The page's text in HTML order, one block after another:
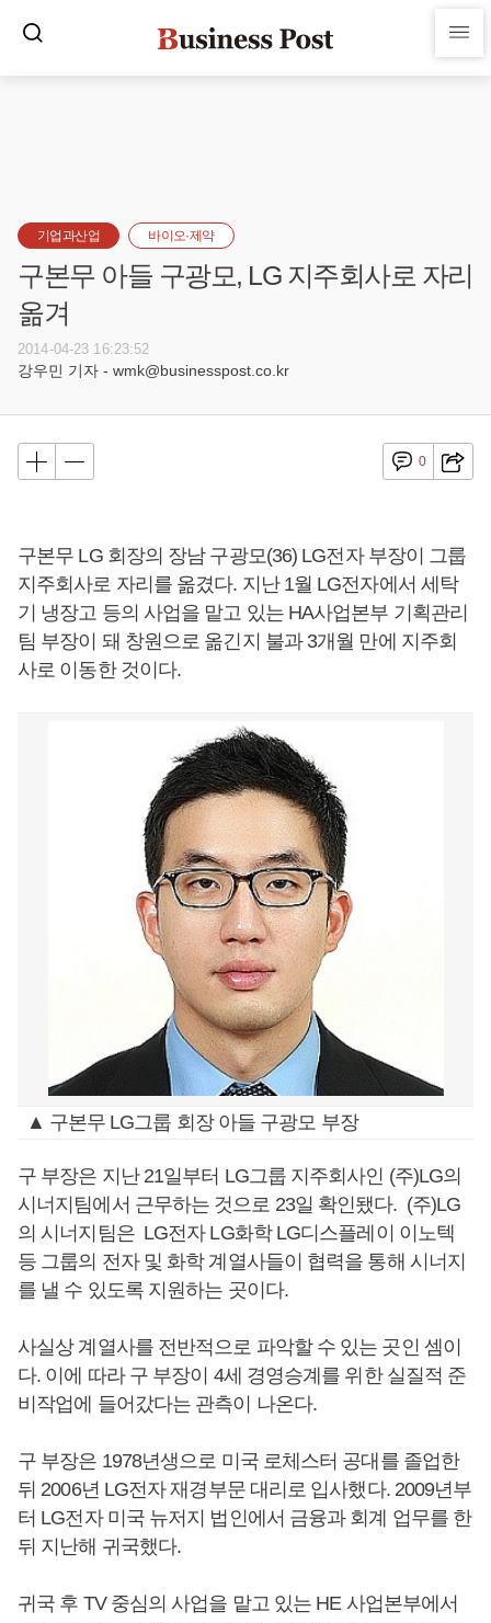
기업과산업 바이오·제약
구본무 아들 구광모, LG 지주회사로 자리
옮겨
2014-04-23 16:23:52
강우민 기자 - wmk@businesspost.co.kr
0
구본무 LG 회장의 장남 구광모(36) LG전자 부장이 그룹
지주회사로 자리를 옮겼다. 지난 1월 LG전자에서 세탁
기 냉장고 등의 사업을 맡고 있는 HA사업본부 기획관리
팀 부장이 돼 창원으로 옮긴지 불과 3개월 만에 지주회
사로 이동한 것이다.
▲ 구본무 LG그룹 회장 아들 구광모 부장
구 부장은 지난 21일부터 LG그룹 지주회사인 (주)LG의
시너지팀에서 근무하는 것으로 23일 확인됐다. (주)LG
의 시너지팀은 LG전자 LG화학 LG디스플레이 이노텍
등 그룹의 전자 및 화학 계열사들이 협력을 통해 시너지
를 낼 수 있도록 지원하는 곳이다.
사실상 계열사를 전반적으로 파악할 수 있는 곳인 셈이
다. 이에 따라 구 부장이 4세 경영승계를 위한 실질적 준
비작업에 들어갔다는 관측이 나온다.
구 부장은 1978년생으로 미국 로체스터 공대를 졸업한
뒤 2006년 LG전자 재경부문 대리로 입사했다. 2009년부
터 LG전자 미국 뉴저지 법인에서 금융과 회계 업무를 한
뒤 지난해 귀국했다.
귀국 후 TV 중심의 사업을 맡고 있는 HE 사업본부에서